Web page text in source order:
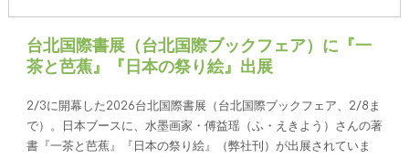
台北国際書展（台北国際ブックフェア）に『一
茶と芭蕉』『日本の祭り絵』出展
2/3に開幕した2026台北国際書展（台北国際ブックフェア、2/8ま
で）。日本ブースに、水墨画家・傅益瑶（ふ・えきよう）さんの著
書『一茶と芭蕉』『日本の祭り絵』（弊社刊）が出展されていま